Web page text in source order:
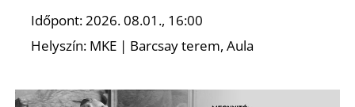
Időpont: 2026. 08.01., 16:00
Helyszín: MKE | Barcsay terem, Aula